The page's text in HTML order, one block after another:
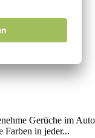
Gerüche im
Farben in jeder...